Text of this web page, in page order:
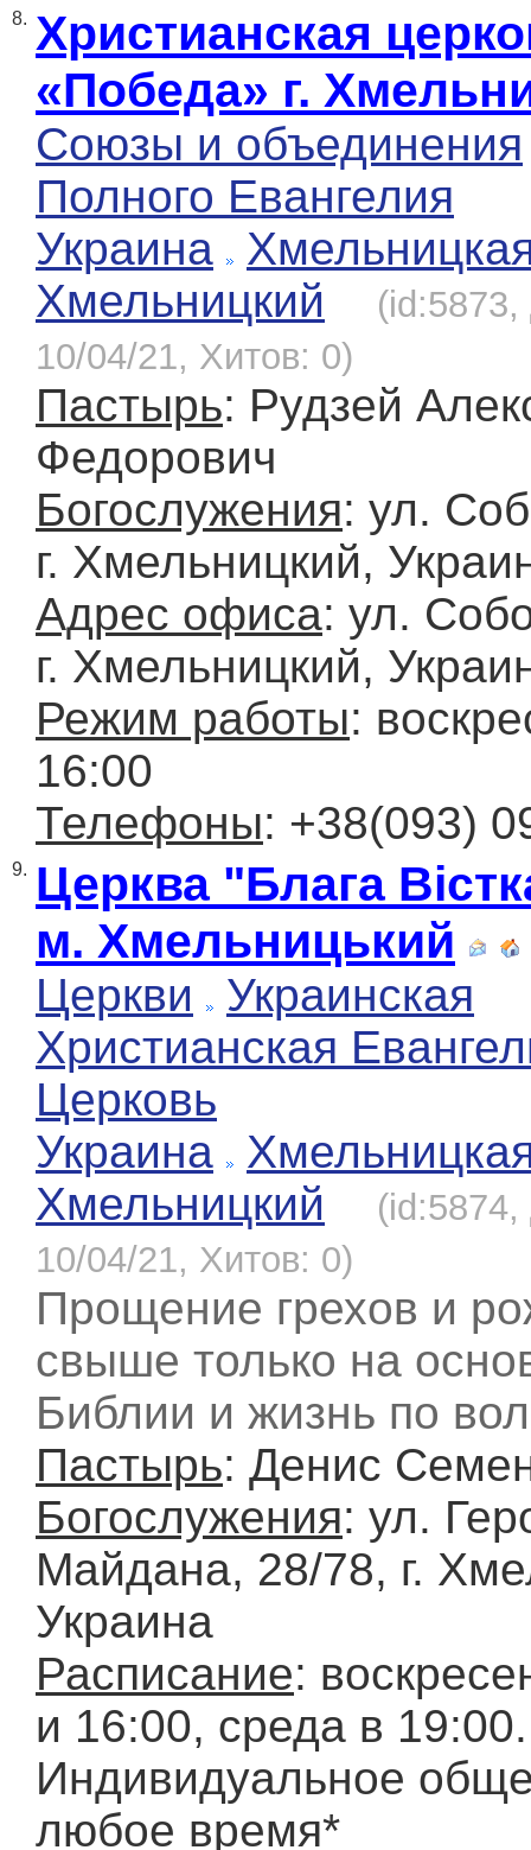
8. Христианская
«Победа» г.
Союзы и объединения
Полного Евангелия
Украина
Хмельницкий
10/04/21, Хитов: 0)
Пастырь: Рудзей
Федорович
Богослужения: ул.
г. Хмельницкий,
Адрес офиса: ул.
г. Хмельницкий,
Режим работы:
16:00
Телефоны: +38(093)
9. Церква "Блага
м. Хмельницький
Церкви
Украинская
Христианская
Церковь
Украина
Хмельницкий
10/04/21, Хитов: 0)
Прощение грехов и
свыше только на
Библии и жизнь по
Пастырь: Денис
Богослужения: ул.
Майдана, 28/78, г.
Украина
Расписание:
и 16:00, среда в 19:00.
Индивидуальное
любое время*